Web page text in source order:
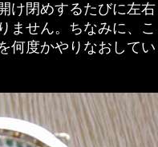
け閉めするたびに左右
ません。ちなみに、こ
何度かやりなおしてい